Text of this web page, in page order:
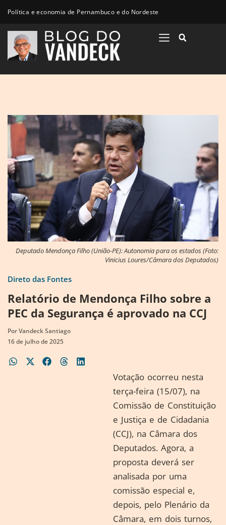
Política e economia de Pernambuco e do Nordeste
Deputado Mendonça Filho (União-PE): Autonomia para os estados (Foto:
Vinicius Loures/Câmara dos Deputados)
Direto das Fontes
Relatório de Mendonça Filho sobre a
PEC da Segurança é aprovado na CCJ
PorVandeck Santiago
16 de julho de 2025
Votação ocorreu nesta
terça-feira (15/07), na
Comissão de Constituição
e Justiça e de Cidadania
(CCJ), na Câmara dos
Deputados. Agora, a
proposta deverá ser
analisada por uma
comissão especial e,
depois, pelo Plenário da
Câmara, em dois turnos,